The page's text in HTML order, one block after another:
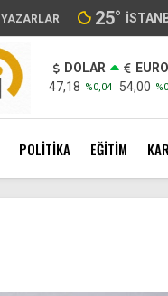
YAZARLAR 25°
DOLAR
47,18 %0,04
EURO
54,00
POLİTİKA EĞİTİM